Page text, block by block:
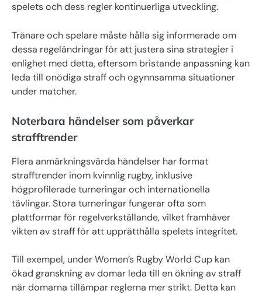
spelets och dess regler kontinuerliga utveckling.
Tränare och spelare måste hålla sig informerade om
dessa regeländringar för att justera sina strategier i
enlighet med detta, eftersom bristande anpassning kan
leda till onödiga straff och ogynnsamma situationer
under matcher.
Noterbara händelser som påverkar
strafftrender
Flera anmärkningsvärda händelser har format
strafftrender inom kvinnlig rugby, inklusive
högprofilerade turneringar och internationella
tävlingar. Stora turneringar fungerar ofta som
plattformar för regelverkställande, vilket framhäver
vikten av straff för att upprätthålla spelets integritet.
Till exempel, under Women’s Rugby World Cup kan
ökad granskning av domar leda till en ökning av straff
när domarna tillämpar reglerna mer strikt. Detta kan